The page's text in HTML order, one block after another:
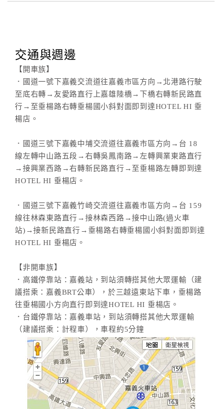
交通與週邊
【開車族】
．國道一號下嘉義交流道往嘉義市區方向→北港路行駛
至底右轉→友愛路直行上嘉雄陸橋→下橋右轉新民路直
行→至垂楊路右轉垂楊國小斜對面即到達HOTEL HI 垂
楊店。
．國道三號下嘉義中埔交流道往嘉義市區方向→台 18
線左轉中山路五段→右轉吳鳳南路→左轉興業東路直行
→接興業西路→右轉新民路直行→至垂楊路左轉即到達
HOTEL HI 垂楊店。
．國道三號下嘉義竹崎交流道往嘉義市區方向→台 159
線往林森東路直行→接林森西路→接中山路(過火車
站)→接新民路直行→垂楊路右轉垂楊國小斜對面即到達
HOTEL HI 垂楊店。
【非開車族】
．高鐵停靠站：嘉義站，到站須轉搭其他大眾運輸（建
議搭乘：嘉義BRT公車），於三越遠東站下車，垂楊路
往垂楊國小方向直行即到達HOTEL HI 垂楊店。
．台鐵停靠站：嘉義車站，到站須轉搭其他大眾運輸
（建議搭乘：計程車），車程約5分鐘